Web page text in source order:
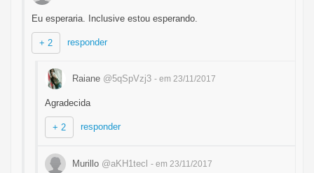
Eu esperaria. Inclusive estou esperando.
+ 2 responder
Raiane @5qSpVzj3 - em 23/11/2017
Agradecida
+ 2 responder
Murillo @aKH1tecl - em 23/11/2017